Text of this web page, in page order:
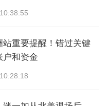
更多的新选品：
站重要提醒！错过关键
户和资金